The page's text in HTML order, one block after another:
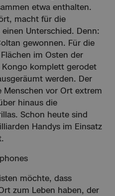
etwa enthalten.
macht für die
Unterschied. Denn:
gewonnen. Für die
im Osten der
komplett gerodet
werden. Der
vor Ort extrem
hinaus die
Schon heute sind
Handys im Einsatz
möchte, dass
zum Leben haben, der